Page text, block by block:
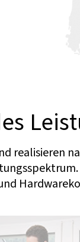
realisieren